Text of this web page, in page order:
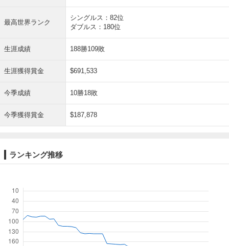
最高世界ランク
シングルス：82位
ダブルス：180位
生涯成績 188勝109敗
生涯獲得賞金 $691,533
今季成績 10勝18敗
今季獲得賞金 $187,878
ランキング推移